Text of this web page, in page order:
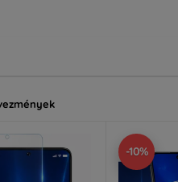
-10%